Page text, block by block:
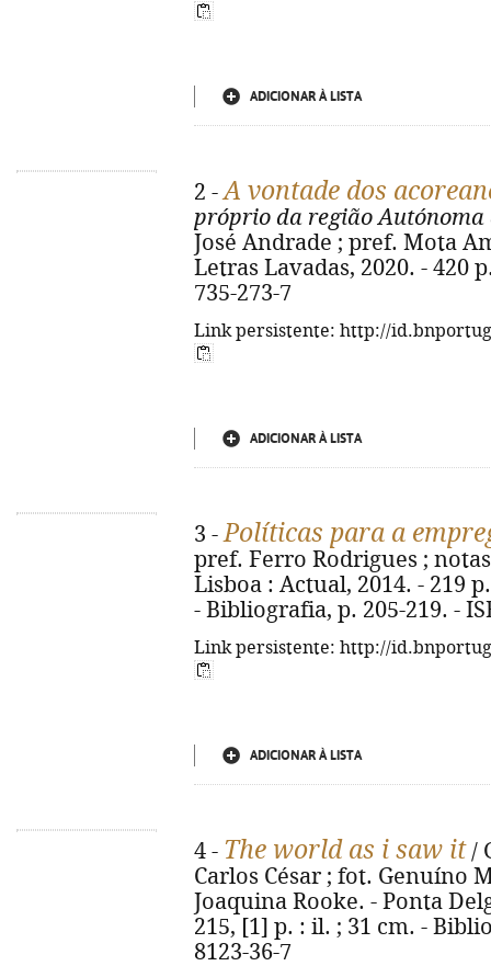
ADICIONAR À LISTA
2 -A vontade dos
próprio da região Autónoma
José Andrade ; pref. Mota
Letras Lavadas, 2020. - 420
735-273-7
Link persistente: http://
ADICIONAR À LISTA
3 -Políticas para a
pref. Ferro Rodrigues ;
Lisboa : Actual, 2014. - 219
- Bibliografia, p. 205-219. -
Link persistente: http://
ADICIONAR À LISTA
4 - The world as i saw it/
Carlos César ; fot. Genuíno
Joaquina Rooke. - Ponta
215, [1] p. : il. ; 31 cm. -
8123-36-7